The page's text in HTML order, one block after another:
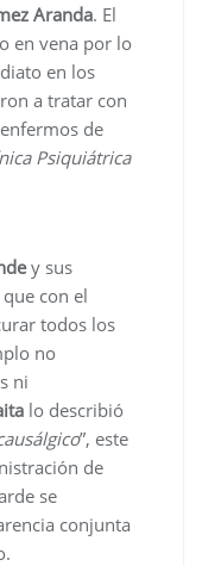
Aranda. El
en vena por lo
en los
a tratar con
de
Psiquiátrica
y sus
con el
todos los
no
ni
lo describió
”, este
de
se
conjunta